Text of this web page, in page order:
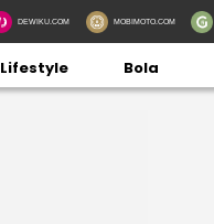
DEWIKU.COM MOBIMOTO.COM
Lifestyle Bola